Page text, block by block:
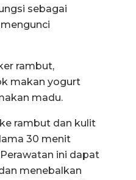
sebagai
rambut,
makan yogurt
madu.
rambut dan kulit
30 menit
ini dapat
menebalkan